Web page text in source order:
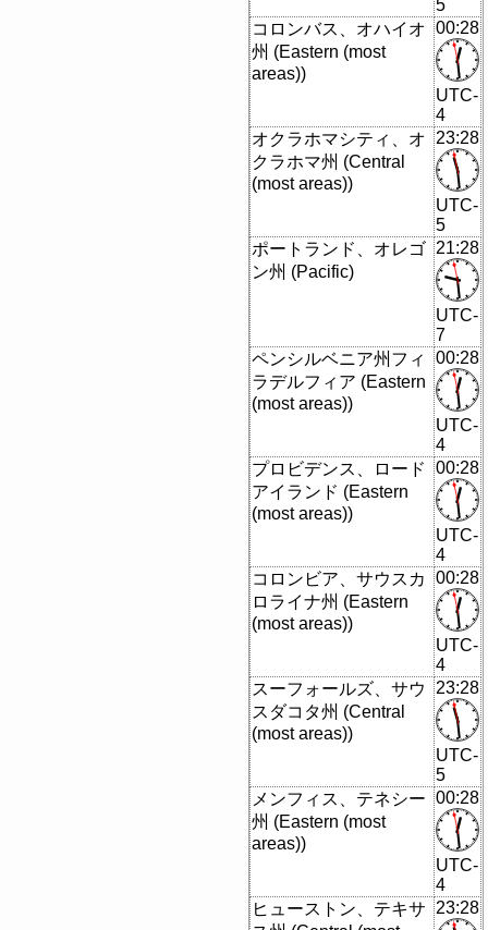
5
コロンバス、オハイオ
州 (Eastern (most
areas))
00:28
UTC-
4
オクラホマシティ、オ
クラホマ州 (Central
(most areas))
23:28
UTC-
5
ポートランド、オレゴ
ン州 (Pacific)
21:28
UTC-
7
ペンシルベニア州フィ
ラデルフィア (Eastern
(most areas))
00:28
UTC-
4
プロビデンス、ロード
アイランド (Eastern
(most areas))
00:28
UTC-
4
コロンビア、サウスカ
ロライナ州 (Eastern
(most areas))
00:28
UTC-
4
スーフォールズ、サウ
スダコタ州 (Central
(most areas))
23:28
UTC-
5
メンフィス、テネシー
州 (Eastern (most
areas))
00:28
UTC-
4
ヒューストン、テキサ
23:28